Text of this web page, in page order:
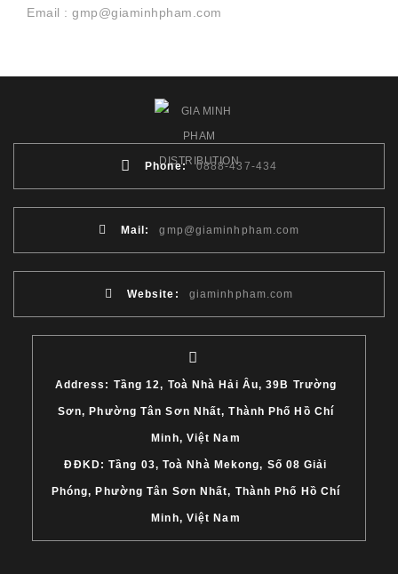
Email : gmp@giaminhpham.com
Phone: 0888-437-434
Mail: gmp@giaminhpham.com
Website: giaminhpham.com
Address: Tầng 12, Toà Nhà Hải Âu, 39B Trường
Sơn, Phường Tân Sơn Nhất, Thành Phố Hồ Chí
Minh, Việt Nam
ĐĐKD: Tầng 03, Toà Nhà Mekong, Số 08 Giải
Phóng, Phường Tân Sơn Nhất, Thành Phố Hồ Chí
Minh, Việt Nam